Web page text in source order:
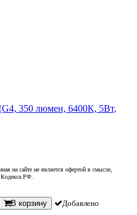
350 люмен, 6400К, 5Вт,
на сайте не является офертой в смысле,
РФ.
В корзину Добавлено